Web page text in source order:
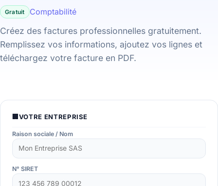
Gratuit Comptabilité
Créez des factures professionnelles gratuitement.
Remplissez vos informations, ajoutez vos lignes et
téléchargez votre facture en PDF.
VOTRE ENTREPRISE
Raison sociale / Nom
N° SIRET